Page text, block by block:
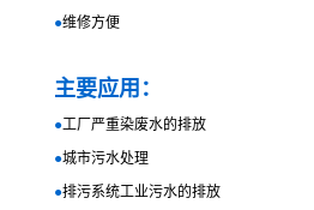
●维修方便
主要应用：
●工厂严重染废水的排放
●城市污水处理
●排污系统工业污水的排放